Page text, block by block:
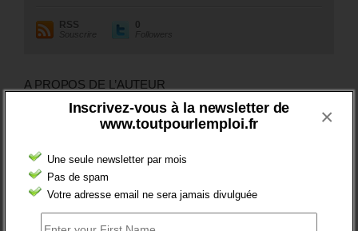
Inscrivez-vous à la newsletter de
www.toutpourlemploi.fr
Une seule newsletter par mois
Pas de spam
Votre adresse email ne sera jamais divulguée
×
RSS
Souscrire
0
Followers
A PROPOS DE L’AUTEUR